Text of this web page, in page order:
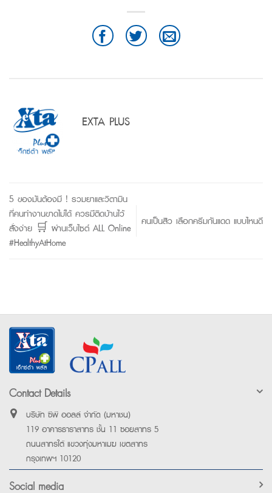
EXTA PLUS
5 ของมันต้องมี ! รวมยาและวิตามิน
ที่คนทำงานขาดไม่ได้ ควรมีติดบ้านไว้
สั่งง่าย 🛒 ผ่านเว็บไซต์ ALL Online
#HealthyAtHome
คนเป็นสิว เลือกครีมกันแดด แบบไหนดี
Contact Details
บริษัท ซีพี ออลล์ จำกัด (มหาชน)
119 อาคารธาราสาทร ชั้น 11 ซอยสาทร 5
ถนนสาทรใต้ แขวงทุ่งมหาเมฆ เขตสาทร
กรุงเทพฯ 10120
Social media